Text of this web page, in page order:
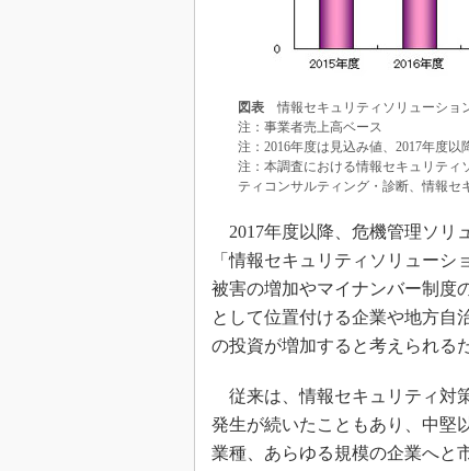
図表情報セキュリティソリューショ
注：事業者売上高ベース
注：2016年度は見込み値、2017年度以
注：本調査における情報セキュリティ
ティコンサルティング・診断、情報
2017年度以降、危機管理ソリ
「情報セキュリティソリュー
被害の増加やマイナンバー制度
として位置付ける企業や地方自
の投資が増加すると考えられる
従来は、情報セキュリティ対
発生が続いたこともあり、中堅
業種、あらゆる規模の企業へと